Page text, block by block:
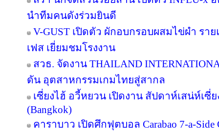
นำทีมคนดังร่วมยินดี
V-GUST เปิดตัว ผักอบกรอบผสมไข่ผำ รา
เฟส เยี่ยมชมโรงงาน
สวธ. จัดงาน THAILAND
ดัน อุตสาหกรรมเกมไทยสู่สากล
เซี่ยงไฮ้ อวี้หยวน เปิดงาน สัปดาห์เสน่ห์เซี่ย
(Bangkok)
คาราบาว เปิดศึกฟุตบอล Carabao 7-a-